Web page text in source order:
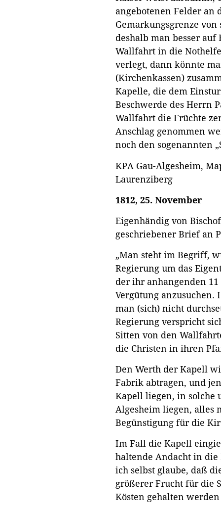
angebotenen Felder an
Gemarkungsgrenze
deshalb man besser
Wallfahrt in die
verlegt, dann könnte
(Kirchenkassen)
Kapelle, die dem
Beschwerde des Herrn
Wallfahrt die Früchte
Anschlag genommen
noch den sogenannten
KPA Gau-Algesheim,
Laurenziberg
1812, 25. November
Eigenhändig von
geschriebener Brief an
„Man steht im Begriff,
Regierung um das
der ihr anhangenden
Vergütung
man (sich) nicht
Regierung verspricht
Sitten von den
die Christen in ihren
Den Werth der Kapell
Fabrik abtragen, und
Kapell liegen, in solche
Algesheim liegen, alles
Begünstigung für die
Im Fall die Kapell
haltende Andacht in
ich selbst glaube, daß
größerer Frucht für die
Kösten gehalten